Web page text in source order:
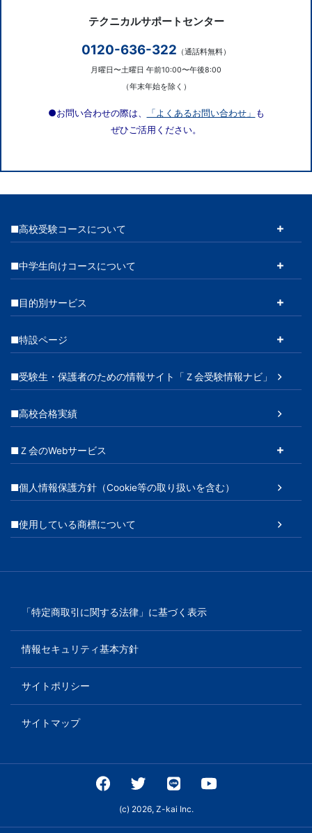
テクニカルサポートセンター
0120-636-322 （通話料無料）
月曜日〜土曜日 午前10:00〜午後8:00
（年末年始を除く）
●お問い合わせの際は、 「よくあるお問い合わせ」 も
ぜひご活用ください。
■高校受験コースについて
■中学生向けコースについて
■目的別サービス
■特設ページ
■受験生・保護者のための情報サイト「Ｚ会受験情報ナビ」
■高校合格実績
■Ｚ会のWebサービス
■個人情報保護方針（Cookie等の取り扱いを含む）
■使用している商標について
「特定商取引に関する法律」に基づく表示
情報セキュリティ基本方針
サイトポリシー
サイトマップ
(c) 2026, Z-kai Inc.